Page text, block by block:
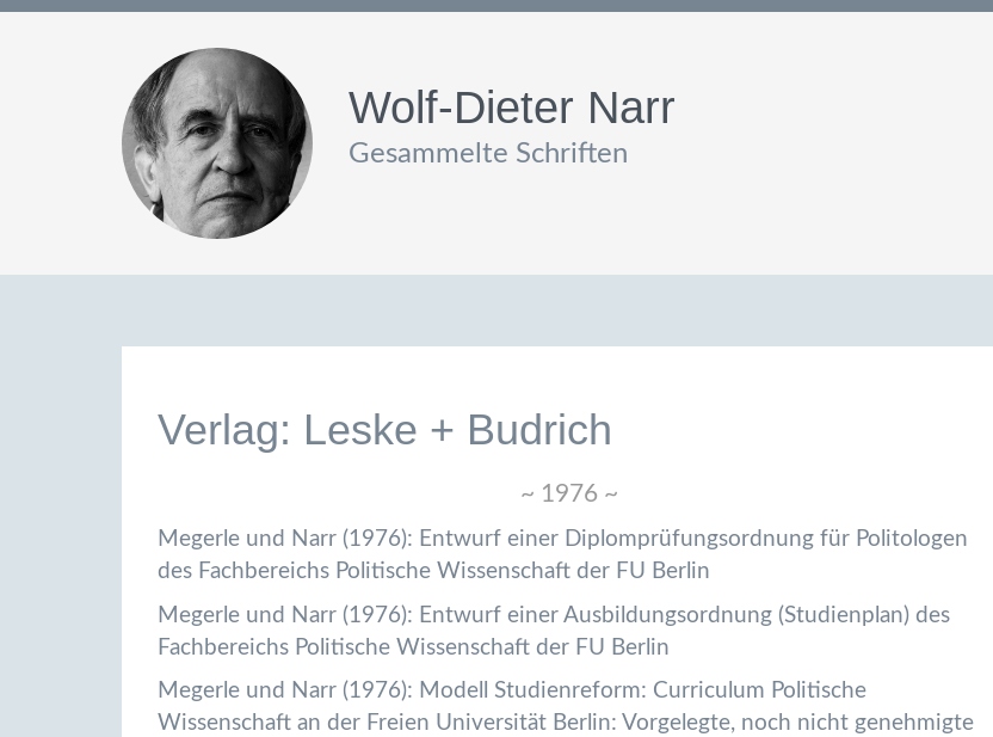
Wolf-Dieter Narr
Gesammelte Schriften
Verlag: Leske + Budrich
~ 1976 ~
Megerle und Narr (1976): Entwurf einer Diplomprüfungsordnung für Politologen
des Fachbereichs Politische Wissenschaft der FU Berlin
Megerle und Narr (1976): Entwurf einer Ausbildungsordnung (Studienplan) des
Fachbereichs Politische Wissenschaft der FU Berlin
Megerle und Narr (1976): Modell Studienreform: Curriculum Politische
Wissenschaft an der Freien Universität Berlin: Vorgelegte, noch nicht genehmigte